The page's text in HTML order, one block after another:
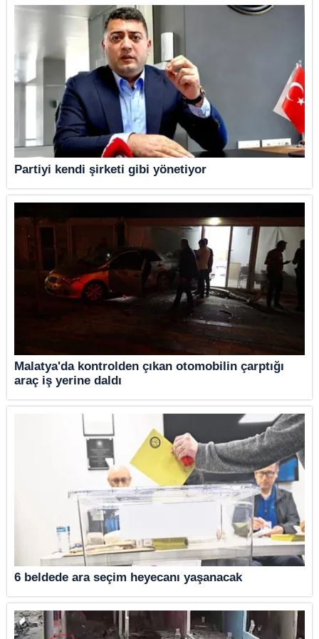
Partiyi kendi şirketi gibi yönetiyor
Malatya'da kontrolden çıkan otomobilin çarptığı
araç iş yerine daldı
6 beldede ara seçim heyecanı yaşanacak